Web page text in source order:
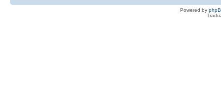
Powered by